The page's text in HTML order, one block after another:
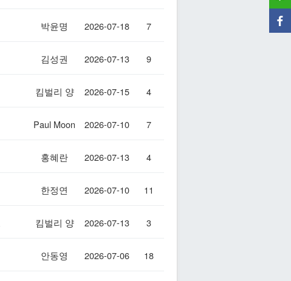
박윤명 2026-07-18 7
김성권 2026-07-13 9
킴벌리 양 2026-07-15 4
Paul Moon 2026-07-10 7
홍혜란 2026-07-13 4
한정연 2026-07-10 11
킴벌리 양 2026-07-13 3
안동영 2026-07-06 18